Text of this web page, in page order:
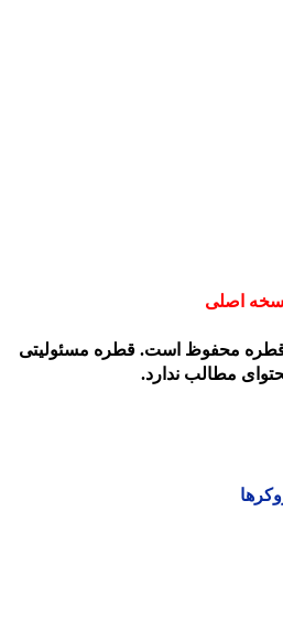
اصلی
محفوظ است. قطره مسئولیتی
مطالب ندارد.